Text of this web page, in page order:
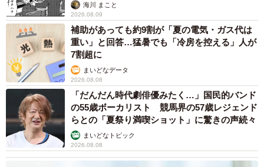
『ワンコを手放したい』と思っている人は、1円だってか
けたくないし手間もかけたくないと思っており、『もう保
健所でいいじゃん』くらいに考える人が多いので、私が考
えた当初の思いが『甘い理想』と思う人がいることもわか
っています。
でも、それでも私は言い続けたいです。『里親代行を承り
ます』と。
めごとの出会いは、そんな思いを改めて自覚
し、強くさせてくれました。これからも、めごや多くの保
護犬との絆を深めながら、私は活動を続けていきます」
海川 まこと
2026.08.09
補助があっても約9割が「夏の電気・ガス代は
重い」と回答…猛暑でも「冷房を控える」人が
7割超に
まいどなデータ
2026.08.08
「だんだん時代劇俳優みたく…」国民的バンド
の55歳ボーカリスト 競馬界の57歳レジェンド
らとの「夏祭り満喫ショット」に驚きの声続々
まいどなトピック
2026.08.08